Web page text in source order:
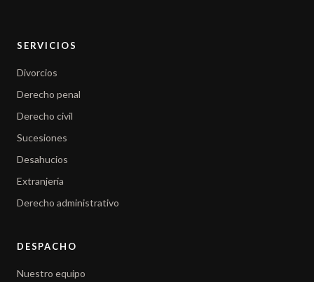
SERVICIOS
Divorcios
Derecho penal
Derecho civil
Sucesiones
Desahucios
Extranjería
Derecho administrativo
DESPACHO
Nuestro equipo